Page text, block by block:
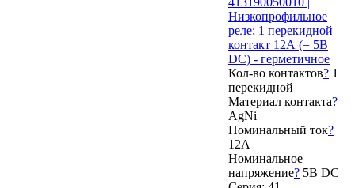
Низкопрофильное
реле; 1 перекидной
контакт 12А (= 5В
DC) - герметичное
Кол-во контактов? 1
перекидной
Материал контакта?
AgNi
Номинальный ток?
12А
Номинальное
напряжение? 5В DC